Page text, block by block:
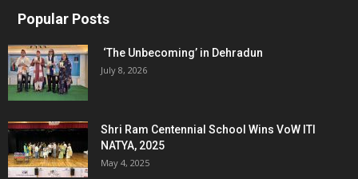
Popular Posts
‘The Unbecoming’ in Dehradun
July 8, 2026
Shri Ram Centennial School Wins VoW ITI
NATYA, 2025
May 4, 2025